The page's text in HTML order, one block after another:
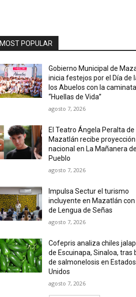
MOST POPULAR
Gobierno Municipal de
inicia festejos por el Día de
los Abuelos con la caminata
“Huellas de Vida”
agosto 7, 2026
El Teatro Ángela Peralta de
Mazatlán recibe proyección
nacional en La Mañanera del
Pueblo
agosto 7, 2026
Impulsa Sectur el turismo
incluyente en Mazatlán con
de Lengua de Señas
agosto 7, 2026
Cofepris analiza chiles
de Escuinapa, Sinaloa, tras
de salmonelosis en Estados
Unidos
agosto 7, 2026